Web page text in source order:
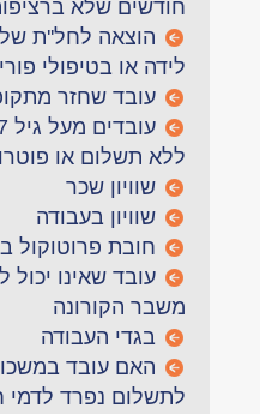
חודשים שלא
הוצאה לחל''ת של
לידה או בטיפולי
עובד שחזר
ללא תשלום או
שוויון שכר
שוויון בעבודה
חובת פרוטוקול
עובד שאינו
משבר הקורונה
בגדי העבודה
האם עובד
לתשלום נפרד לדמי